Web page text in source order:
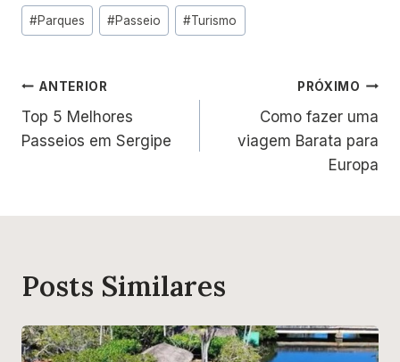
Tags
do
#Parques #Passeio #Turismo
Navegação
de
ANTERIOR
Top 5 Melhores
Passeios em Sergipe
PRÓXIMO
Como fazer uma
viagem Barata para
Europa
Posts Similares